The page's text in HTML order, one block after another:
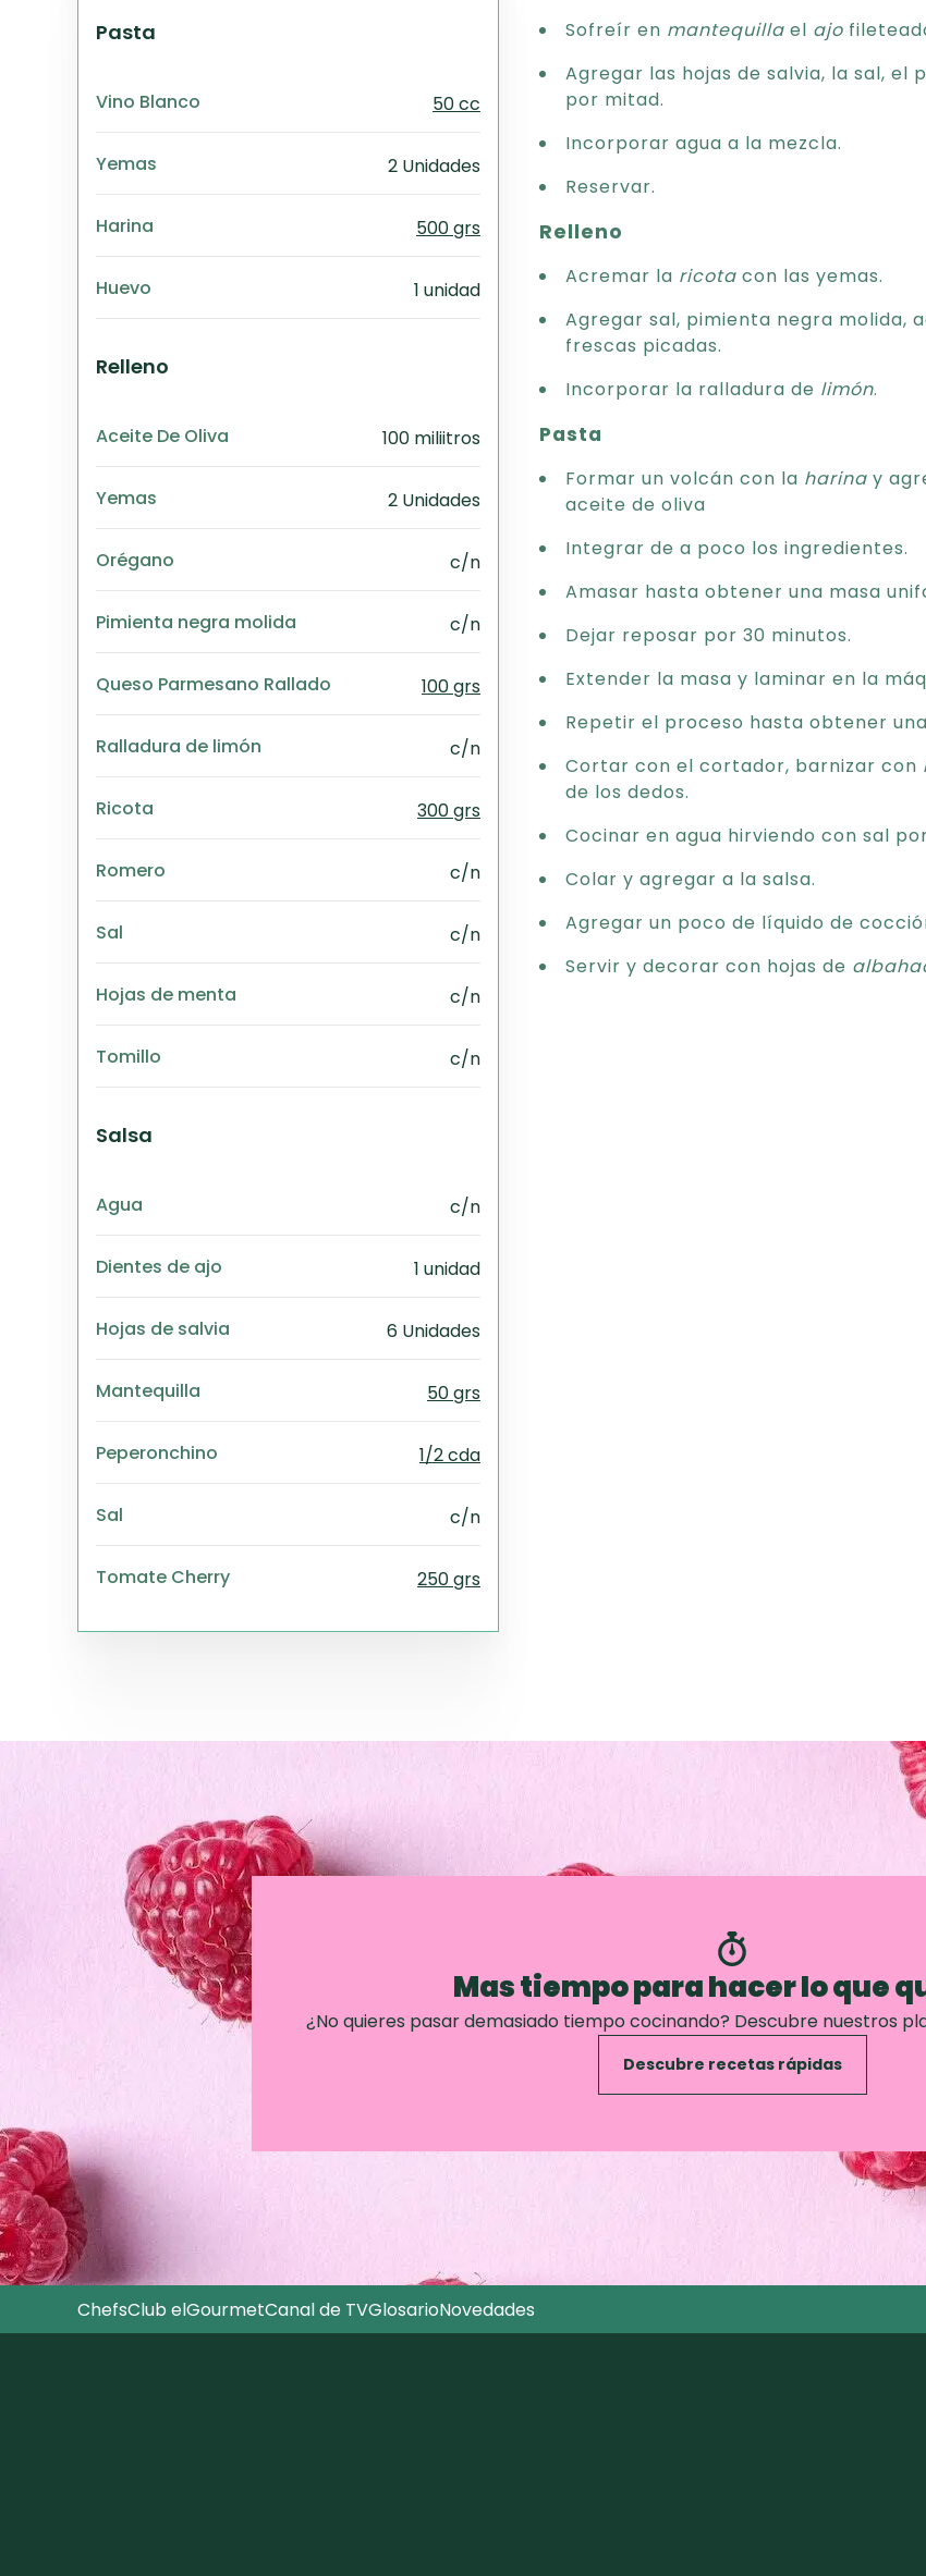
Pasta
Vino Blanco 50 cc
Yemas 2 Unidades
Harina 500 grs
Huevo 1 unidad
Relleno
Aceite De Oliva 100 miliitros
Yemas 2 Unidades
Orégano c/n
Pimienta negra molida c/n
Queso Parmesano Rallado 100 grs
Ralladura de limón c/n
Ricota 300 grs
Romero c/n
Sal c/n
Hojas de menta c/n
Tomillo c/n
Salsa
Agua c/n
Dientes de ajo 1 unidad
Hojas de salvia 6 Unidades
Mantequilla 50 grs
Peperonchino 1/2 cda
Sal c/n
Tomate Cherry 250 grs
Sofreír en mantequilla el ajo
Agregar las hojas de salvia, la sal,
por mitad.
Incorporar agua a la mezcla.
Reservar.
Relleno
Acremar la ricota con las yemas.
Agregar sal, pimienta negra molida,
frescas picadas.
Incorporar la ralladura de limón.
Pasta
Formar un volcán con la harina y
aceite de oliva
Integrar de a poco los ingredientes.
Amasar hasta obtener una masa
Dejar reposar por 30 minutos.
Extender la masa y laminar en la
Repetir el proceso hasta obtener
Cortar con el cortador, barnizar con
de los dedos.
Cocinar en agua hirviendo con sal
Colar y agregar a la salsa.
Agregar un poco de líquido de
Servir y decorar con hojas de
Mas tiempo para hacer lo que
¿No quieres pasar demasiado tiempo cocinando? Descubre nuestros
Descubre recetas rápidas
ChefsClub elGourmetCanal de TVGlosarioNovedades